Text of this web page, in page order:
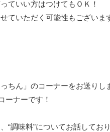
ていい方はつけてもＯＫ！
ていただく可能性もござい
ちん」のコーナーをお送りし
ーナーです！
“調味料”についてお話してお